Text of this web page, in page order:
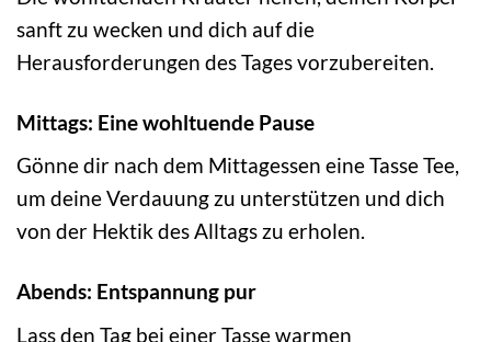
sanft zu wecken und dich auf die
Herausforderungen des Tages vorzubereiten.
Mittags: Eine wohltuende Pause
Gönne dir nach dem Mittagessen eine Tasse Tee,
um deine Verdauung zu unterstützen und dich
von der Hektik des Alltags zu erholen.
Abends: Entspannung pur
Lass den Tag bei einer Tasse warmen